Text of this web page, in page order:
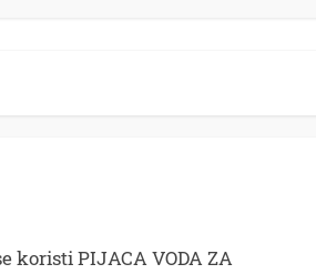
koristi PIJACA VODA ZA